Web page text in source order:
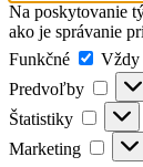
Na poskytovanie
ako je správanie
Funkčné
Vždy
Predvoľby
Štatistiky
Marketing